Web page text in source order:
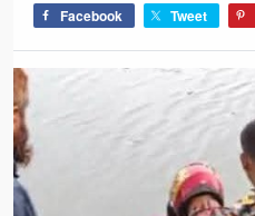
Facebook Tweet